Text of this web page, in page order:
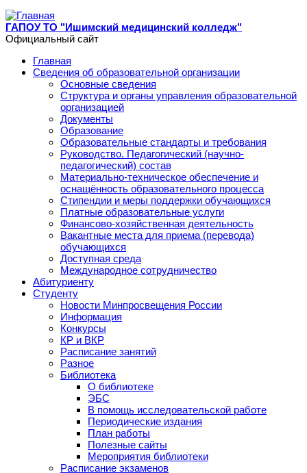
Перейти к основному содержанию
ГАПОУ ТО "Ишимский медицинский колледж"
Официальный сайт
Главная
Сведения об образовательной организации
Основные сведения
Структура и органы управления образовательной
организацией
Документы
Образование
Образовательные стандарты и требования
Руководство. Педагогический (научно-
педагогический) состав
Материально-техническое обеспечение и
оснащённость образовательного процесса
Стипендии и меры поддержки обучающихся
Платные образовательные услуги
Финансово-хозяйственная деятельность
Вакантные места для приема (перевода)
обучающихся
Доступная среда
Международное сотрудничество
Абитуриенту
Студенту
Новости Минпросвещения России
Информация
Конкурсы
КР и ВКР
Расписание занятий
Разное
Библиотека
О библиотеке
ЭБС
В помощь исследовательской работе
Периодические издания
План работы
Полезные сайты
Мероприятия библиотеки
Расписание экзаменов